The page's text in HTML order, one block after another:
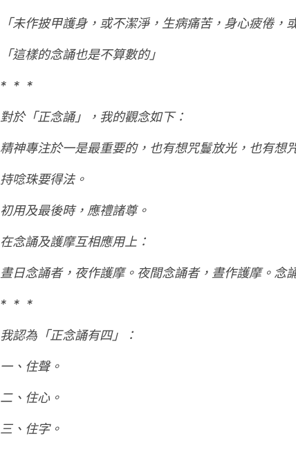
「未作披甲護身，或不潔淨，生病痛苦，身心疲倦
「這樣的念誦也是不算數的」
*  *  *
對於「正念誦」，我的觀念如下：
精神專注於一是最重要的，也有想咒鬘放光，也有想
持唸珠要得法。
初用及最後時，應禮諸尊。
在念誦及護摩互相應用上：
晝日念誦者，夜作護摩。夜間念誦者，晝作護摩。念
*  *  *
我認為「正念誦有四」：
一、住聲。
二、住心。
三、住字。